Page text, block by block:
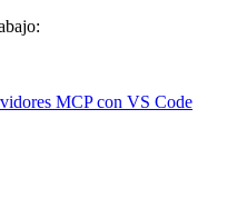
MCP con VS Code